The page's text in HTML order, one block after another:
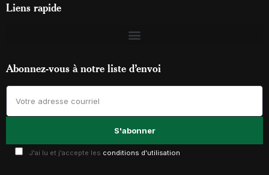
Liens rapide
Abonnez-vous à notre liste d’envoi
J'ai lu et j'accepte les conditions d'utilisation